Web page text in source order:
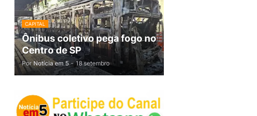
CAPITAL
Ônibus coletivo pega fogo no
Centro de SP
Por Notícia em 5 - 18 setembro